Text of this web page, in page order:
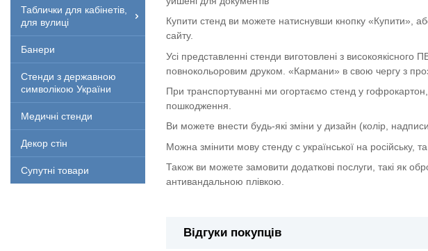
Таблички для кабінетів,
для вулиці
Банери
Стенди з державною
символікою України
Медичні стенди
Декор стін
Супутні товари
Купити стенд ви можете натиснувши кнопку «Купити»,
сайту.
Усі представленні стенди виготовлені з
повнокольоровим друком. «Кармани» в свою чергу з
При транспортуванні ми огортаємо стенд у
пошкодження.
Ви можете внести будь-які зміни у дизайн (колір,
Можна змінити мову стенду с української на російську,
Також ви можете замовити додаткові послуги, такі як
антивандальною плівкою.
Відгуки покупців